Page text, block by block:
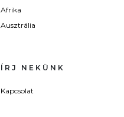
Afrika
Ausztrália
ÍRJ NEKÜNK
Kapcsolat